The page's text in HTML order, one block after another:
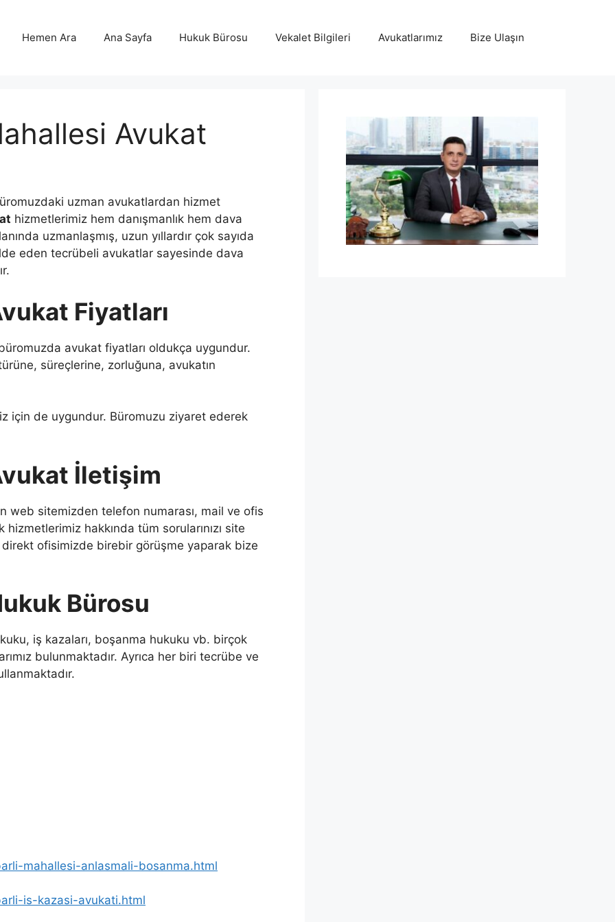
Hemen Ara Ana Sayfa Hukuk Bürosu Vekalet Bilgileri Avukatlarımız Bize Ulaşın
Avukat
uzman avukatlardan hizmet
hizmetlerimiz hem danışmanlık hem dava
uzmanlaşmış, uzun yıllardır çok sayıda
eden tecrübeli avukatlar sayesinde dava
Fiyatları
avukat fiyatları oldukça uygundur.
süreçlerine, zorluğuna, avukatın
için de uygundur. Büromuzu ziyaret ederek
İletişim
web sitemizden telefon numarası, mail ve ofis
hakkında tüm sorularınızı site
ofisimizde birebir görüşme yaparak bize
Bürosu
iş kazaları, boşanma hukuku vb. birçok
bulunmaktadır. Ayrıca her biri tecrübe ve
mahallesi-anlasmali-bosanma.html
is-kazasi-avukati.html